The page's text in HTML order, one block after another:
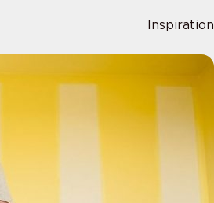
Inspiration